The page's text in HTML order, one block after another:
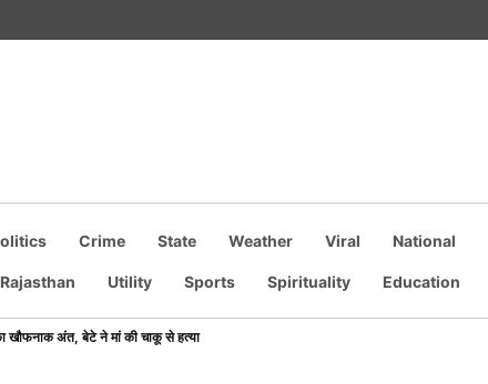
Crime State Weather Viral National
Rajasthan Utility Sports Spirituality Education
अंत, बेटे ने मां की चाकू से हत्या